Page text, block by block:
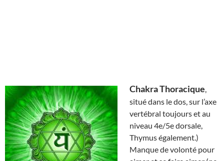
Chakra Thoracique,
situé dans le dos, sur l’axe
vertébral toujours et au
niveau 4e/5e dorsale,
Thymus également.)
Manque de volonté pour